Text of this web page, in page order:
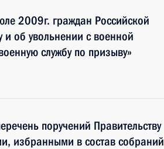
2009г. граждан Российской
об увольнении с военной
службу по призыву»
поручений Правительству
избранными в состав собраний